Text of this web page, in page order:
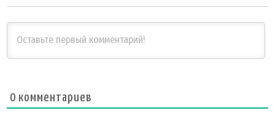
0 комментариев